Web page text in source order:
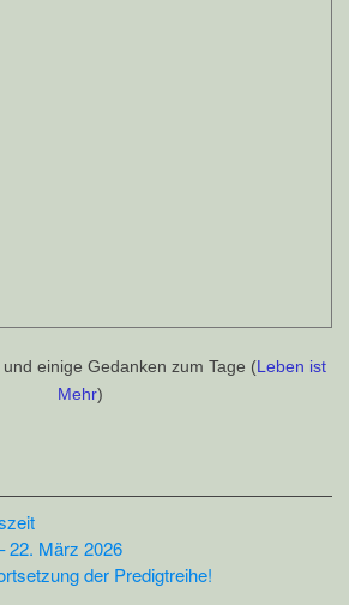
und einige Gedanken zum Tage (Leben ist
Mehr)
22. März 2026
der Predigtreihe!